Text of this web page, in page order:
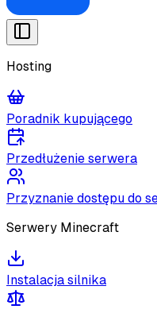
Hosting
Poradnik kupującego
Przedłużenie serwera
Przyznanie dostępu do
Serwery Minecraft
Instalacja silnika